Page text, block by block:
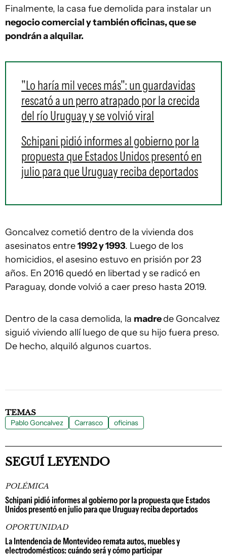
Finalmente, la casa fue demolida para instalar un
negocio comercial y también oficinas, que se
pondrán a alquilar.
"Lo haría mil veces más": un guardavidas
rescató a un perro atrapado por la crecida
del río Uruguay y se volvió viral
Schipani pidió informes al gobierno por la
propuesta que Estados Unidos presentó en
julio para que Uruguay reciba deportados
Goncalvez cometió dentro de la vivienda dos
asesinatos entre1992 y 1993. Luego de los
homicidios, el asesino estuvo en prisión por 23
años. En 2016 quedó en libertad y se radicó en
Paraguay, donde volvió a caer preso hasta 2019.
Dentro de la casa demolida, la madrede Goncalvez
siguió viviendo allí luego de que su hijo fuera preso.
De hecho, alquiló algunos cuartos.
TEMAS
Pablo Goncalvez Carrasco oficinas
SEGUÍ LEYENDO
POLÉMICA
Schipani pidió informes al gobierno por la propuesta que Estados
Unidos presentó en julio para que Uruguay reciba deportados
OPORTUNIDAD
La Intendencia de Montevideo remata autos, muebles y
electrodomésticos: cuándo será y cómo participar